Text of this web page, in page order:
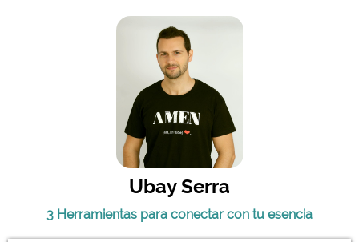
Ubay Serra
3 Herramientas para conectar con tu esencia